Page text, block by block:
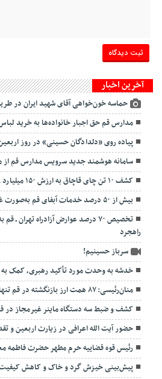
آخرین اخبار
حماسه خون‌خواهی آقای شهید ایران در
مدارس قم حق اجبار خانواده‌ها به خرید
پیاده روی «دلدادگان حسینی» در روز
سامانه هوشمند جدید سرویس مدارس قم
کشف ۱۰ تن چای قاچاق به ارزش ۱۵۰ میلیارد ریال در قم
بیش از ۵۰ درصد خدمات آبفای قم به‌صورت غیرحضوری ارائه می‌شود
تخصیص ۷۰ درصد عوارض آزادراه تهران ـ
راهجرد
سرباز حسینیم!
خدشه به وحدت مورد تأکید رهبری، کمک
منان‌رئیسی: ۸۷ همت ارز بازنگشته در قم تنها در اختیار ۱۴ متعهد است
کشف و ضبط سه دستگاه ماینر غیرمجاز در
حضور آیت الله اعرافی در زیارت اربعین و
رئیس قوه قضاییه حرم مطهر حضرت فاطمه
پیش‌بینی خیزش گرد و خاک و کاهش کیفیت